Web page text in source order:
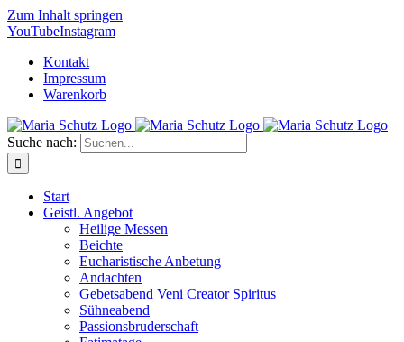
Zum Inhalt springen
YouTubeInstagram
Kontakt
Impressum
Warenkorb
Suche nach:
Start
Geistl. Angebot
Heilige Messen
Beichte
Eucharistische Anbetung
Andachten
Gebetsabend Veni Creator Spiritus
Sühneabend
Passionsbruderschaft